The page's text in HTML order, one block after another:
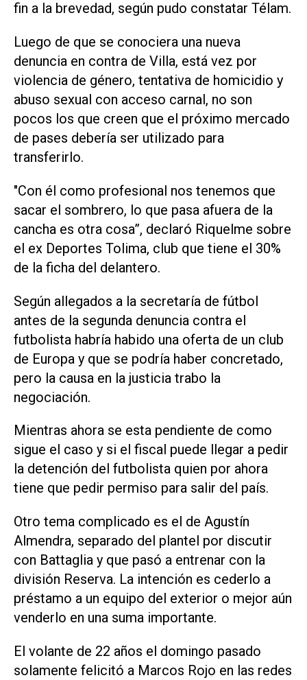
fin a la brevedad, según pudo constatar Télam.
Luego de que se conociera una nueva
denuncia en contra de Villa, está vez por
violencia de género, tentativa de homicidio y
abuso sexual con acceso carnal, no son
pocos los que creen que el próximo mercado
de pases debería ser utilizado para
transferirlo.
"Con él como profesional nos tenemos que
sacar el sombrero, lo que pasa afuera de la
cancha es otra cosa”, declaró Riquelme sobre
el ex Deportes Tolima, club que tiene el 30%
de la ficha del delantero.
Según allegados a la secretaría de fútbol
antes de la segunda denuncia contra el
futbolista habría habido una oferta de un club
de Europa y que se podría haber concretado,
pero la causa en la justicia trabo la
negociación.
Mientras ahora se esta pendiente de como
sigue el caso y si el fiscal puede llegar a pedir
la detención del futbolista quien por ahora
tiene que pedir permiso para salir del país.
Otro tema complicado es el de Agustín
Almendra, separado del plantel por discutir
con Battaglia y que pasó a entrenar con la
división Reserva. La intención es cederlo a
préstamo a un equipo del exterior o mejor aún
venderlo en una suma importante.
El volante de 22 años el domingo pasado
solamente felicitó a Marcos Rojo en las redes